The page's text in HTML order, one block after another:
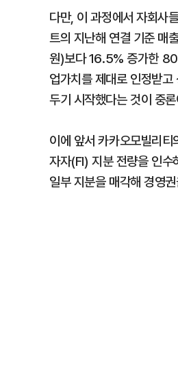
다만, 이 과정에서 자회사
트의 지난해 연결 기준
원)보다 16.5% 증가한
업가치를 제대로 인정받
두기 시작했다는 것이 중
이에 앞서 카카오모빌리
자자(FI) 지분 전량을 인
일부 지분을 매각해 경영